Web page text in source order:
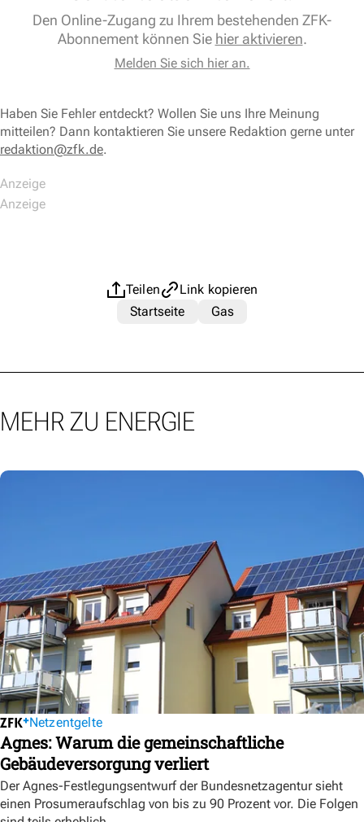
Den Online-Zugang zu Ihrem bestehenden ZFK-
Abonnement können Sie hier aktivieren.
Melden Sie sich hier an.
Haben Sie Fehler entdeckt? Wollen Sie uns Ihre Meinung
mitteilen? Dann kontaktieren Sie unsere Redaktion gerne unter
redaktion@zfk.de.
Teilen
Link kopieren
Startseite
Gas
MEHR ZU ENERGIE
Netzentgelte
Agnes: Warum die gemeinschaftliche
Gebäudeversorgung verliert
Der Agnes-Festlegungsentwurf der Bundesnetzagentur sieht
einen Prosumeraufschlag von bis zu 90 Prozent vor. Die Folgen